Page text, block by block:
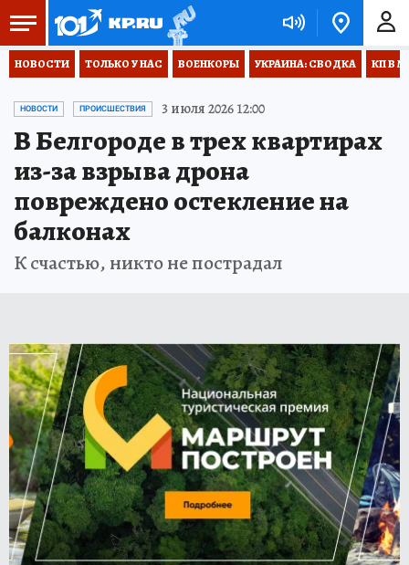
НОВОСТИ ТОЛЬКО У НАС ВОЕНКОРЫ УКРАИНА: СВОДКА КП В
НОВОСТИ ПРОИСШЕСТВИЯ 3 июля 2026 12:00
В Белгороде в трех квартирах
из-за взрыва дрона
повреждено остекление на
балконах
К счастью, никто не пострадал